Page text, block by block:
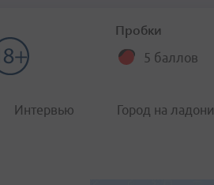
Пробки
5 баллов
Интервью Город на ладони